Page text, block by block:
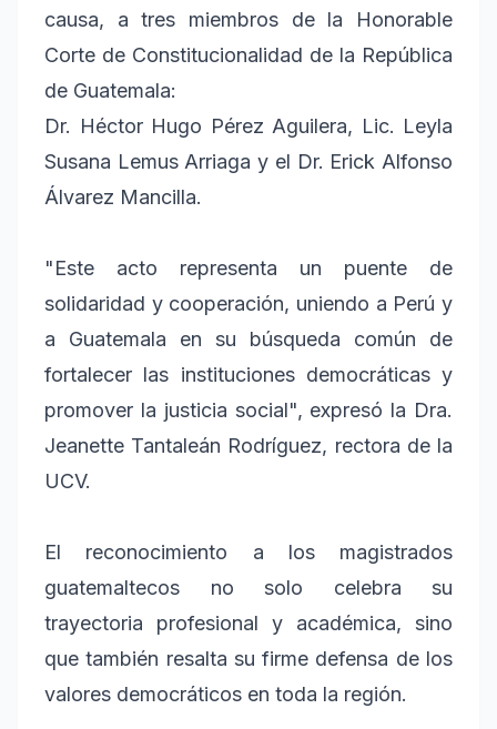
causa, a tres miembros de la Honorable
Corte de Constitucionalidad de la República
de Guatemala:
Dr. Héctor Hugo Pérez Aguilera, Lic. Leyla
Susana Lemus Arriaga y el Dr. Erick Alfonso
Álvarez Mancilla.
"Este acto representa un puente de
solidaridad y cooperación, uniendo a Perú y
a Guatemala en su búsqueda común de
fortalecer las instituciones democráticas y
promover la justicia social", expresó la Dra.
Jeanette Tantaleán Rodríguez, rectora de la
UCV.
El reconocimiento a los magistrados
guatemaltecos no solo celebra su
trayectoria profesional y académica, sino
que también resalta su firme defensa de los
valores democráticos en toda la región.